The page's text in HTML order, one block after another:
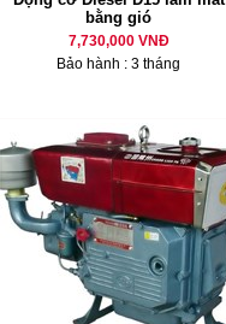
bằng gió
7,730,000 VNĐ
Bảo hành : 3 tháng